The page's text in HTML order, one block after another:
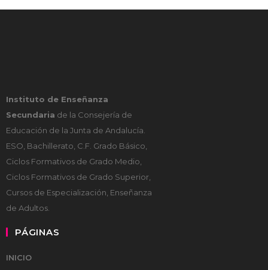
Instituto de Enseñanza
Secundaria de la Consejería de
Educación de la Junta de Andalucía.
ESO, Bachillerato, C.F. Grado Básico,
Ciclos Formativos de Grado Medio,
Ciclos Formativos de Grado Superior,
Cursos de Especialización, Enseñanza
de Adultos.
PÁGINAS
INICIO